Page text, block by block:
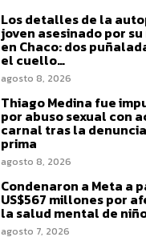
Los detalles de la
joven asesinado por su
en Chaco: dos
el cuello…
agosto 8, 2026
Thiago Medina fue
por abuso sexual con
carnal tras la
prima
agosto 8, 2026
Condenaron a Meta a
US$567 millones por
la salud mental de
agosto 7, 2026